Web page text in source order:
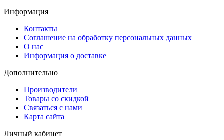
Информация
Контакты
Соглашение на обработку персональных данных
О нас
Информация о доставке
Дополнительно
Производители
Товары со скидкой
Связаться с нами
Карта сайта
Личный кабинет